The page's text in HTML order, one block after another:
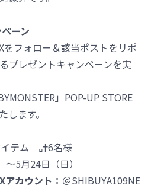
ーン
をフォロー＆該当ポストをリポ
プレゼントキャンペーンを実
」POP-UP STORE
します。
イテム 計6名様
5月24日（日）
カウント： ＠SHIBUYA109NE